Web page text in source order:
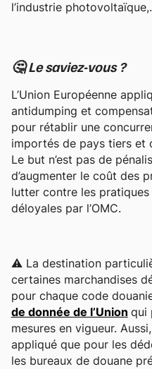
l’industrie
🤔 Le saviez-vous ?
L’Union Européenne
antidumping et
pour rétablir une
importés de pays tiers et
Le but n’est pas de
d’augmenter le coût des
lutter contre les
déloyales par l’OMC.
⚠️ La destination
certaines marchandises
pour chaque code
de donnée de l’Union qui
mesures en vigueur.
appliqué que pour les
les bureaux de douane